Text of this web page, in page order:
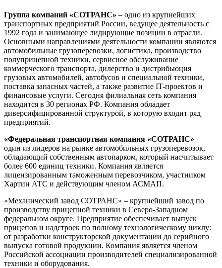
Группа компаний «СОТРАНС» – одно из крупнейших
транспортных предприятий России, ведущее деятельность с
1992 года и занимающее лидирующие позиции в отрасли.
Основными направлениями деятельности компании являются
автомобильные грузоперевозки, логистика, производство
полуприцепной техники, сервисное обслуживание
коммерческого транспорта, дилерство и дистрибьюция
грузовых автомобилей, автобусов и специальной техники,
поставка запасных частей, а также развитие IT-проектов и
финансовые услуги. Сегодня филиальная сеть компания
находится в 30 регионах РФ. Компания обладает
диверсифицированной структурой, в которую входит ряд
предприятий.
«Федеральная транспортная компания «СОТРАНС» –
один из лидеров на рынке автомобильных грузоперевозок,
обладающий собственным автопарком, который насчитывает
более 600 единиц техники. Компания является
лицензированным таможенным перевозчиком, участником
Хартии АТС и действующим членом АСМАП.
«Механический завод СОТРАНС» – крупнейший завод по
производству прицепной техники в Северо-Западном
федеральном округе. Предприятие обеспечивает выпуск
прицепов и надстроек по полному технологическому циклу:
от разработки конструкторской документации до серийного
выпуска готовой продукции. Компания является членом
Российской ассоциации производителей специализированной
техники и оборудования.